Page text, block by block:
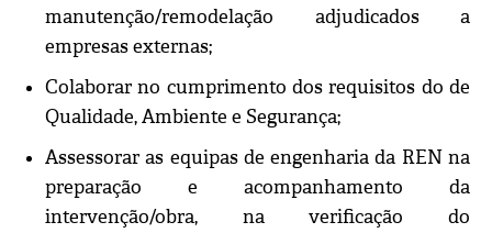
manutenção/remodelação adjudicados a
empresas externas;
Colaborar no cumprimento dos requisitos do de
Qualidade, Ambiente e Segurança;
Assessorar as equipas de engenharia da REN na
preparação e acompanhamento da
intervenção/obra, na verificação do